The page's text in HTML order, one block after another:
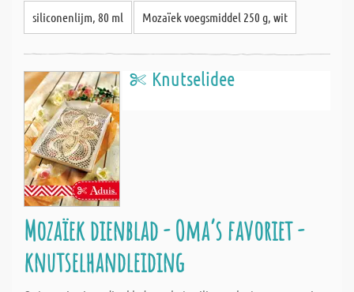
siliconenlijm, 80 ml Mozaïek voegsmiddel 250 g, wit
Knutselidee
Mozaïek dienblad - Oma‘s favoriet -
knutselhandleiding